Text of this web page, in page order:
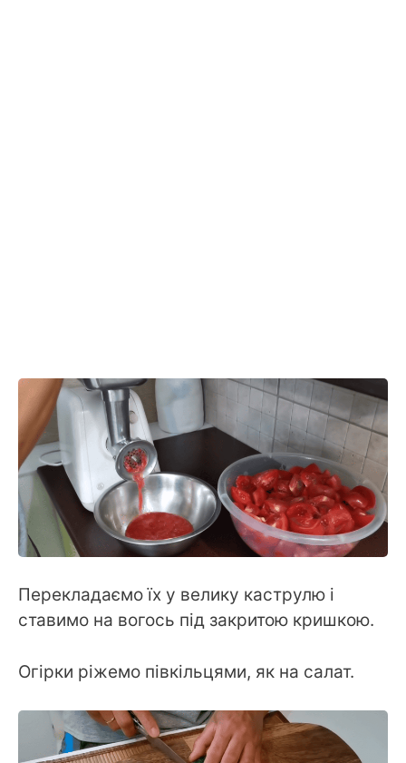
Перекладаємо їх у велику каструлю і
ставимо на вогось під закритою кришкою.
Огірки ріжемо півкільцями, як на салат.